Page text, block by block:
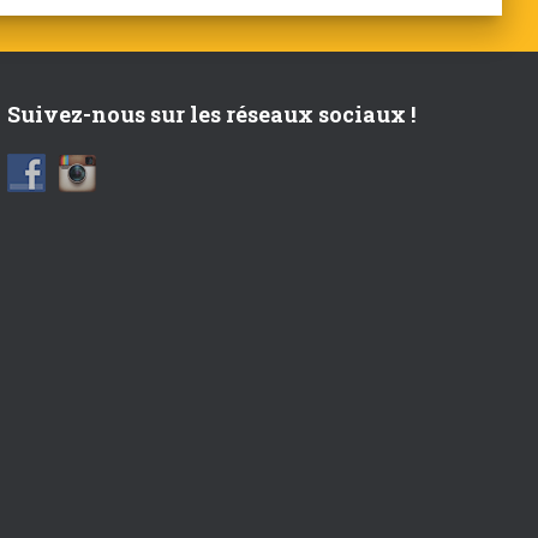
Suivez-nous sur les réseaux sociaux !